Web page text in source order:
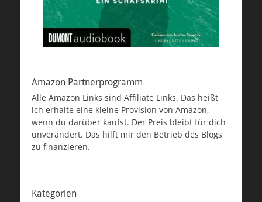
Amazon Partnerprogramm
Alle Amazon Links sind Affiliate Links. Das heißt
ich erhalte eine kleine Provision von Amazon,
wenn du darüber kaufst. Der Preis bleibt für dich
unverändert. Das hilft mir den Betrieb des Blogs
zu finanzieren.
Kategorien